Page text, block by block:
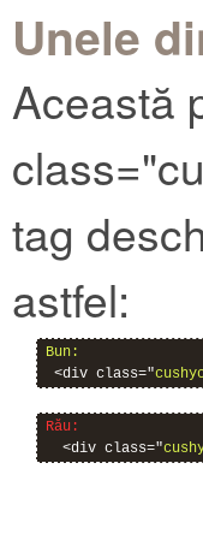
Unele
Această
tag
astfel:
Bun:
<div class="
Rău:
<div class="